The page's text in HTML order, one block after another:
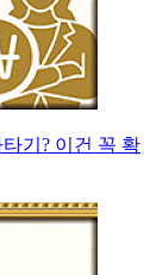
기? 이건 꼭 확